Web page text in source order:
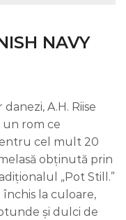
NAVY
A.H. Riise
un rom ce
cel mult 20
obținută prin
„Pot Still.”
la culoare,
și dulci de